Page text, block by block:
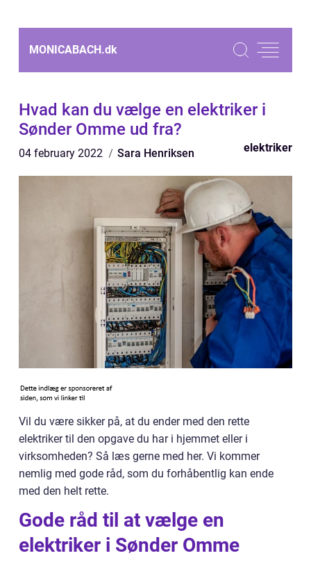
MONICABACH.dk
Hvad kan du vælge en elektriker i
Sønder Omme ud fra?
04 february 2022 Sara Henriksen elektriker
Vil du være sikker på, at du ender med den rette
elektriker til den opgave du har i hjemmet eller i
virksomheden? Så læs gerne med her. Vi kommer
nemlig med gode råd, som du forhåbentlig kan ende
med den helt rette.
Gode råd til at vælge en
elektriker i Sønder Omme